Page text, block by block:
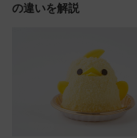
の違いを解説